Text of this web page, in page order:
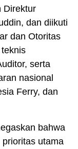
Direktur
dan diikuti
dan Otoritas
serta
nasional
Ferry, dan
bahwa
utama